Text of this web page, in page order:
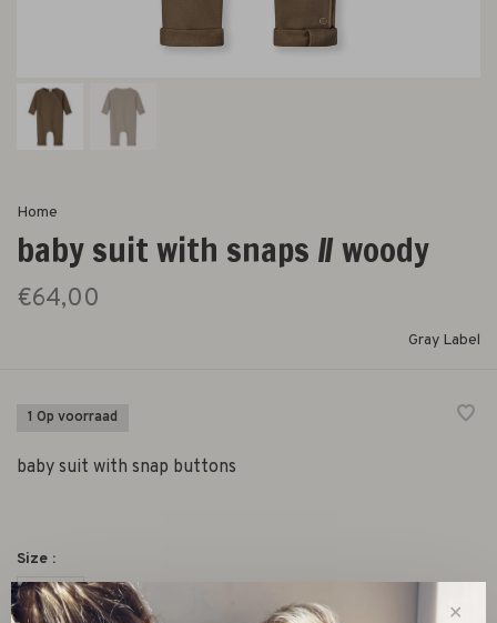
Home
baby suit with snaps // woody
€64,00
Gray Label
1 Op voorraad
baby suit with snap buttons
Size :
0-3m 3-6m
✕